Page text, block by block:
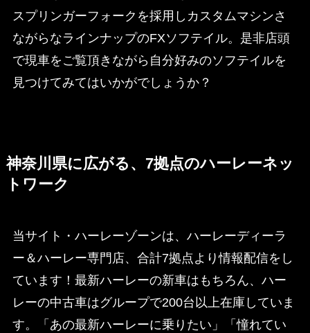
スプリンガーフォークを採用しカスタムマシンさ
ながらなラインナップのFXソフテイル。是非店頭
で現車をご覧頂きながら自分好みのソフテイルを
見つけてみてはいかがでしょうか？
神奈川県に広がる、7拠点のハーレーネッ
トワーク
当サイト・ハーレーゾーンは、ハーレーディーラ
ー＆ハーレー専門店、合計7拠点より情報配信をし
ています！最新ハーレーの新車はもちろん、ハー
レーの中古車はグループで200台以上在庫していま
す。「あの最新ハーレーに乗りたい」「憧れてい